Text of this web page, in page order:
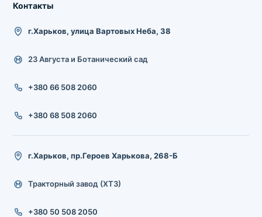
Контакты
г.Харьков, улица Вартовых Неба, 38
23 Августа и Ботанический сад
+380 66 508 2060
+380 68 508 2060
г.Харьков, пр.Героев Харькова, 268-Б
Тракторный завод (ХТЗ)
+380 50 508 2050